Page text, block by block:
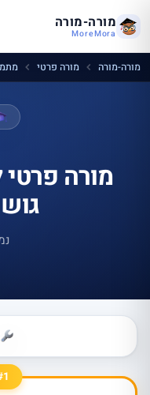
מורה-מורה
MoreMora
מורה-מורה מורה פרטי
מורה
#1